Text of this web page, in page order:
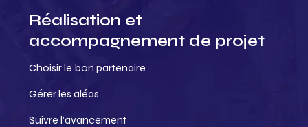
Réalisation et
accompagnement de projet
Choisir le bon partenaire
Gérer les aléas
Suivre l’avancement